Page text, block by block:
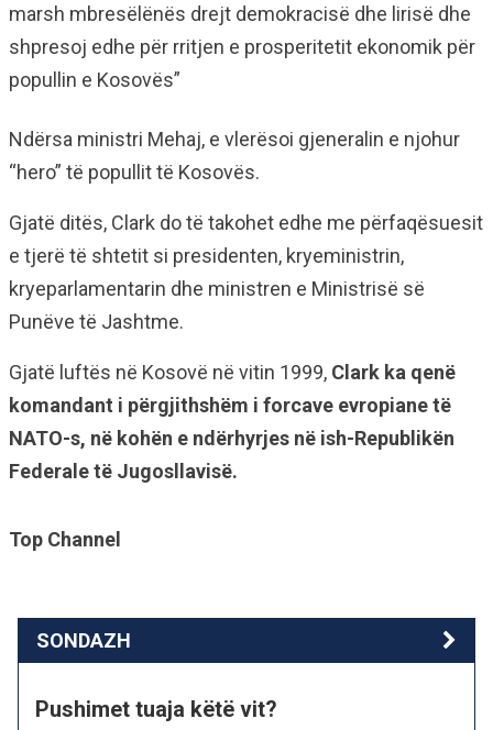
marsh mbresëlënës drejt demokracisë dhe lirisë dhe
shpresoj edhe për rritjen e prosperitetit ekonomik për
popullin e Kosovës”
Ndërsa ministri Mehaj, e vlerësoi gjeneralin e njohur
“hero” të popullit të Kosovës.
Gjatë ditës, Clark do të takohet edhe me përfaqësuesit
e tjerë të shtetit si presidenten, kryeministrin,
kryeparlamentarin dhe ministren e Ministrisë së
Punëve të Jashtme.
Gjatë luftës në Kosovë në vitin 1999, Clark ka qenë
komandant i përgjithshëm i forcave evropiane të
NATO-s, në kohën e ndërhyrjes në ish-Republikën
Federale të Jugosllavisë.
Top Channel
SONDAZH
Pushimet tuaja këtë vit?